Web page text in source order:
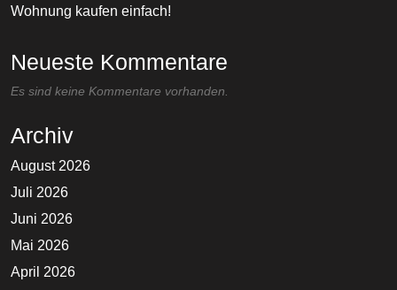
Wohnung kaufen einfach!
Neueste Kommentare
Es sind keine Kommentare vorhanden.
Archiv
August 2026
Juli 2026
Juni 2026
Mai 2026
April 2026